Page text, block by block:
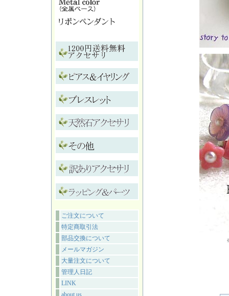
ご注文について
特定商取引法
部品交換について
メールマガジン
大量注文について
管理人日記
LINK
about us